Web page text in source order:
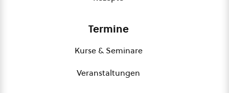
Termine
Kurse & Seminare
Veranstaltungen